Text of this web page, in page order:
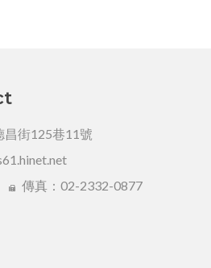
昌街125巷11號
傳真：02-2332-0877